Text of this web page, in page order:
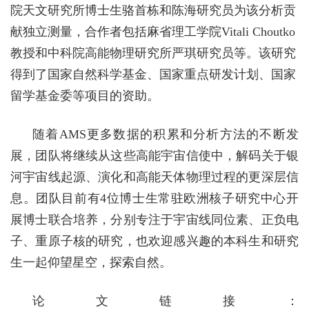
院天文研究所博士生骆首栋和陈海研究员为该分析贡
献独立测量，合作者包括麻省理工学院Vitali Choutko
教授和中科院高能物理研究所严琪研究员等。该研究
得到了国家自然科学基金、国家重点研发计划、国家
留学基金委等项目的资助。
随着AMS更多数据的积累和分析方法的不断发
展， 团队将继续从这些高能宇宙信使中，解码关于银
河宇宙线起源、演化和高能天体物理过程的更深层信
息 。团队目前有4位博士生常驻欧洲核子研究中心开
展博士联合培养，分别专注于宇宙线同位素、正负电
子、重原子核的研究，也欢迎感兴趣的本科生和研究
生一起仰望星空，探索自然。
论文链接：